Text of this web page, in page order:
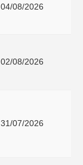
04/08/2026
02/08/2026
31/07/2026